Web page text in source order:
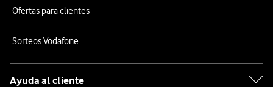
Ofertas para clientes
Sorteos Vodafone
Ayuda al cliente